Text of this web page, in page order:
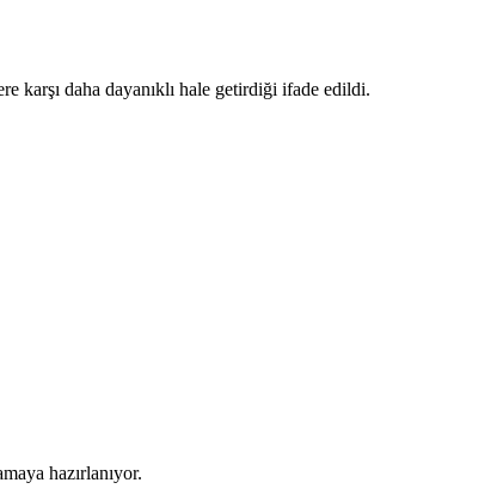
karşı daha dayanıklı hale getirdiği ifade edildi.
hazırlanıyor.